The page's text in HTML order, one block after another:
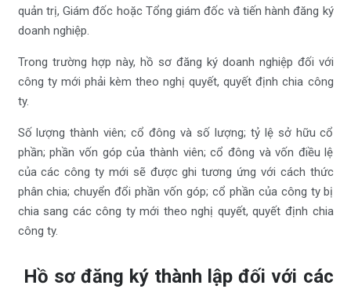
quản trị, Giám đốc hoặc Tổng giám đốc và tiến hành đăng ký
doanh nghiệp.
Trong trường hợp này, hồ sơ đăng ký doanh nghiệp đối với
công ty mới phải kèm theo nghị quyết, quyết định chia công
ty.
Số lượng thành viên; cổ đông và số lượng; tỷ lệ sở hữu cổ
phần; phần vốn góp của thành viên; cổ đông và vốn điều lệ
của các công ty mới sẽ được ghi tương ứng với cách thức
phân chia; chuyển đổi phần vốn góp; cổ phần của công ty bị
chia sang các công ty mới theo nghị quyết, quyết định chia
công ty.
Hồ sơ đăng ký thành lập đối với các